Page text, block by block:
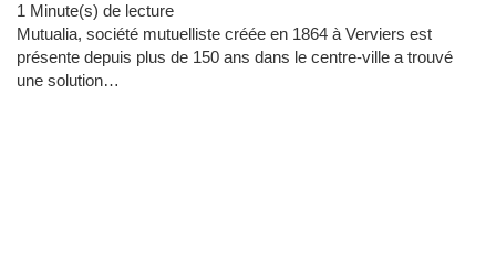
1 Minute(s) de lecture
Mutualia, société mutuelliste créée en 1864 à Verviers est
présente depuis plus de 150 ans dans le centre-ville a trouvé
une solution…